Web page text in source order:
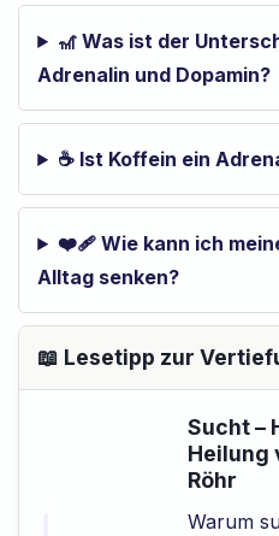
🎢 Was ist der
Adrenalin und Dopamin?
☕ Ist Koffein ein
❤️‍🩹 Wie kann ich
Alltag senken?
📖 Lesetipp zur
Sucht –
Heilung
Röhr
Warum